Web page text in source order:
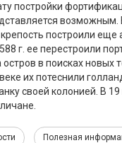
постройки
возможным.
построили еще
г. ее перестроили
в поисках новых
их потеснили
своей колонией. В 19
Полезная